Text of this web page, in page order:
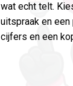
wat echt telt.
uitspraak en
cijfers en een